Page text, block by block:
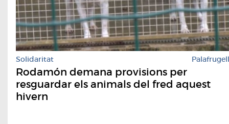
Solidaritat Palafrugell
Rodamón demana provisions per
resguardar els animals del fred aquest
hivern